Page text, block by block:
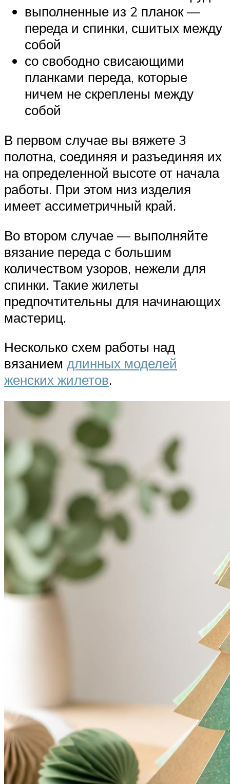
выполненные из 2 планок —
переда и спинки, сшитых между
собой
со свободно свисающими
планками переда, которые
ничем не скреплены между
собой
В первом случае вы вяжете 3
полотна, соединяя и разъединяя их
на определенной высоте от начала
работы. При этом низ изделия
имеет ассиметричный край.
Во втором случае — выполняйте
вязание переда с большим
количеством узоров, нежели для
спинки. Такие жилеты
предпочтительны для начинающих
мастериц.
Несколько схем работы над
вязанием длинных моделей
женских жилетов.